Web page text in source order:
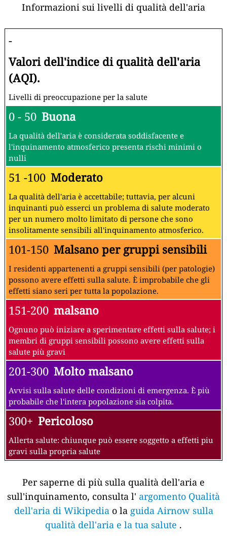
Informazioni sui livelli di qualità dell'aria
-
Valori dell'indice di qualità dell'aria
(AQI).
Livelli di preoccupazione per la salute
0 - 50 Buona
La qualità dell'aria è considerata soddisfacente e
l'inquinamento atmosferico presenta rischi minimi o
nulli
51 -100 Moderato
La qualità dell'aria è accettabile; tuttavia, per alcuni
inquinanti può esserci un problema di salute moderato
per un numero molto limitato di persone che sono
insolitamente sensibili all'inquinamento atmosferico.
101-150 Malsano per gruppi sensibili
I residenti appartenenti a gruppi sensibili (per patologie)
possono avere effetti sulla salute. È improbabile che gli
effetti siano seri per tutta la popolazione.
151-200 malsano
Ognuno può iniziare a sperimentare effetti sulla salute; i
membri di gruppi sensibili possono avere effetti sulla
salute più gravi
201-300 Molto malsano
Avvisi sulla salute delle condizioni di emergenza. È più
probabile che l'intera popolazione sia colpita.
300+ Pericoloso
Allerta salute: chiunque può essere soggetto a effetti piu
gravi sulla propria salute
Per saperne di più sulla qualità dell'aria e
sull'inquinamento, consulta l' argomento Qualità
dell'aria di Wikipediao la guida Airnow sulla
qualità dell'aria e la tua salute .